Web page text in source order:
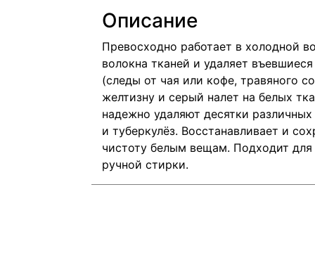
Описание
Превосходно работает в холодной
волокна тканей и удаляет
(следы от чая или кофе, травяного
желтизну и серый налет на белых
надежно удаляют десятки
и туберкулёз. Восстанавливает и
чистоту белым вещам. Подходит
ручной стирки.